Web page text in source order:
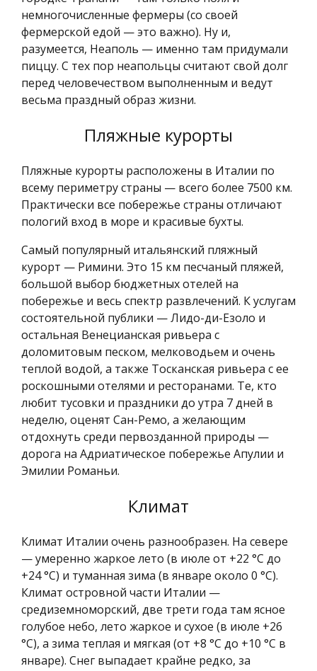
немногочисленные фермеры (со своей
фермерской едой — это важно). Ну и,
разумеется, Неаполь — именно там придумали
пиццу. С тех пор неапольцы считают свой долг
перед человечеством выполненным и ведут
весьма праздный образ жизни.
Пляжные курорты
Пляжные курорты расположены в Италии по
всему периметру страны — всего более 7500 км.
Практически все побережье страны отличают
пологий вход в море и красивые бухты.
Самый популярный итальянский пляжный
курорт — Римини. Это 15 км песчаный пляжей,
большой выбор бюджетных отелей на
побережье и весь спектр развлечений. К услугам
состоятельной публики — Лидо-ди-Езоло и
остальная Венецианская ривьера с
доломитовым песком, мелководьем и очень
теплой водой, а также Тосканская ривьера с ее
роскошными отелями и ресторанами. Те, кто
любит тусовки и праздники до утра 7 дней в
неделю, оценят Сан-Ремо, а желающим
отдохнуть среди первозданной природы —
дорога на Адриатическое побережье Апулии и
Эмилии Романьи.
Климат
Климат Италии очень разнообразен. На севере
— умеренно жаркое лето (в июле от +22 °C до
+24 °C) и туманная зима (в январе около 0 °C).
Климат островной части Италии —
средиземноморский, две трети года там ясное
голубое небо, лето жаркое и сухое (в июле +26
°C), а зима теплая и мягкая (от +8 °C до +10 °C в
январе). Снег выпадает крайне редко, за